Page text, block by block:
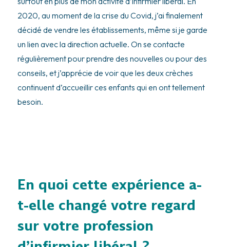
2020, au moment de la crise du Covid, j’ai finalement
décidé de vendre les établissements, même si je garde
un lien avec la direction actuelle. On se contacte
régulièrement pour prendre des nouvelles ou pour des
conseils, et j’apprécie de voir que les deux crèches
continuent d’accueillir ces enfants qui en ont tellement
besoin.
En quoi cette expérience a-
t-elle changé votre regard
sur votre profession